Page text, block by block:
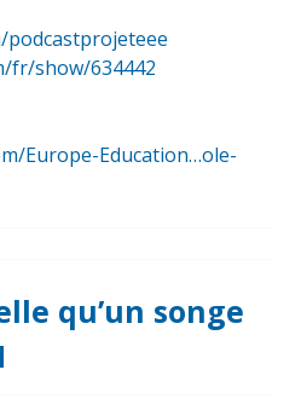
podcastprojeteee
fr/show/634442
Europe-Education…ole-
qu’un songe